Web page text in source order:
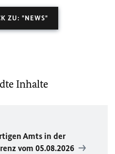
ZU: "NEWS"
Inhalte
Amts in der
vom 05.08.2026